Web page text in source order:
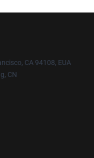
CA 94108, EUA
CN